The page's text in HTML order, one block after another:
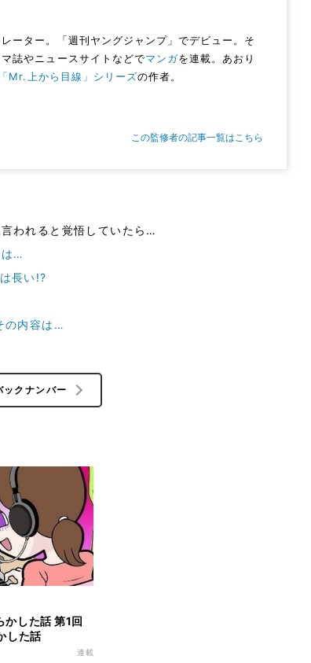
ーター。「週刊ヤングジャンプ」でデビュー。そ
誌やニュースサイトなどでマンガを連載。あおり
「Mr.上から目線」シリーズの作者。
この監修者の記事一覧はこちら
われると覚悟していたら…
は…
長い!?
の内容は…
ックナンバー
かした話 第1回
した話
連載